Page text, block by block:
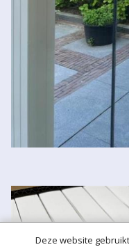
Deze website